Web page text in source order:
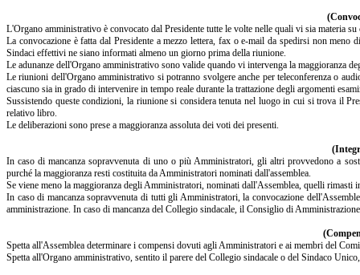
L'Organo amministrativo è convocato dal Presidente tutte le volte nelle quali vi sia materia
La convocazione è fatta dal Presidente a mezzo lettera, fax o e-mail da spedirsi non
Sindaci effettivi ne siano informati almeno un giorno prima della riunione.
Le adunanze dell'Organo amministrativo sono valide quando vi intervenga la maggioranza
Le riunioni dell'Organo amministrativo si potranno svolgere anche per teleconferenza o
ciascuno sia in grado di intervenire in tempo reale durante la trattazione degli argomenti
Sussistendo queste condizioni, la riunione si considera tenuta nel luogo in cui si trova il
relativo libro.
Le deliberazioni sono prese a maggioranza assoluta dei voti dei presenti.
In caso di mancanza sopravvenuta di uno o più Amministratori, gli altri provvedono a
purché la maggioranza resti costituita da Amministratori nominati dall'assemblea.
Se viene meno la maggioranza degli Amministratori, nominati dall'Assemblea, quelli rimasti
In caso di mancanza sopravvenuta di tutti gli Amministratori, la convocazione
amministrazione. In caso di mancanza del Collegio sindacale, il Consiglio di
Spetta all'Assemblea determinare i compensi dovuti agli Amministratori e ai membri del
Spetta all'Organo amministrativo, sentito il parere del Collegio sindacale o del Sindaco